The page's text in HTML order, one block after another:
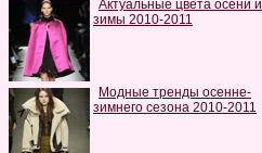
Актуальные цвета осени и
зимы 2010-2011
Модные тренды осенне-
зимнего сезона 2010-2011